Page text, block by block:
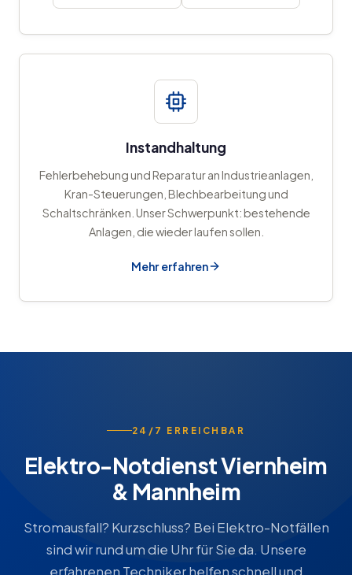
Instandhaltung
Fehlerbehebung und Reparatur an Industrieanlagen,
Kran-Steuerungen, Blechbearbeitung und
Schaltschränken. Unser Schwerpunkt: bestehende
Anlagen, die wieder laufen sollen.
Mehr erfahren
24/7 ERREICHBAR
Elektro-Notdienst Viernheim
& Mannheim
Stromausfall? Kurzschluss? Bei Elektro-Notfällen
sind wir rund um die Uhr für Sie da. Unsere
erfahrenen Techniker helfen schnell und